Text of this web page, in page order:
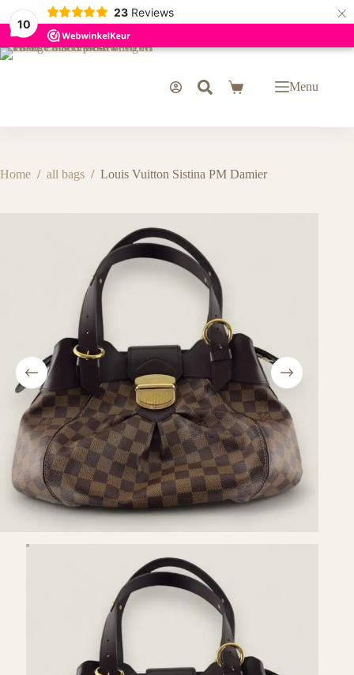
10
23 Reviews ×
Ga
WinkelwagenMenu
Home / all bags / Louis Vuitton Sistina PM Damier